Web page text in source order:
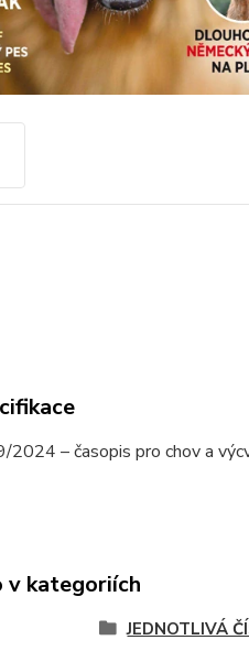
– časopis pro chov a
v kategoriích
JEDNOTLIVÁ